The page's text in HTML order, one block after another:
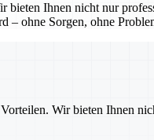
Ihnen nicht nur
– ohne Sorgen, ohne
Wir bieten Ihnen